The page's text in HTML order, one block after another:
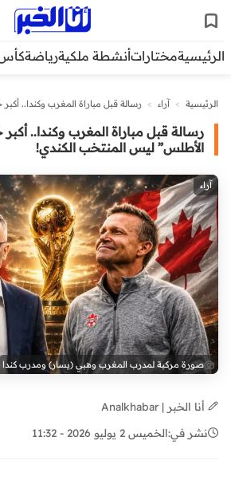
الرئيسيةمختاراتأنشطة ملكيةرياضةكأس
الرئيسية > آراء > رسالة قبل مباراة المغرب وكندا..
رسالة قبل مباراة المغرب وكندا..
الأطلس” ليس المنتخب الكندي!
آراء
صورة مركبة لمدرب المغرب وهبي (يسار) ومدرب كندا
أنا الخبر | Analkhabar
نشر في:الخميس 2 يوليو 2026 - 11:32